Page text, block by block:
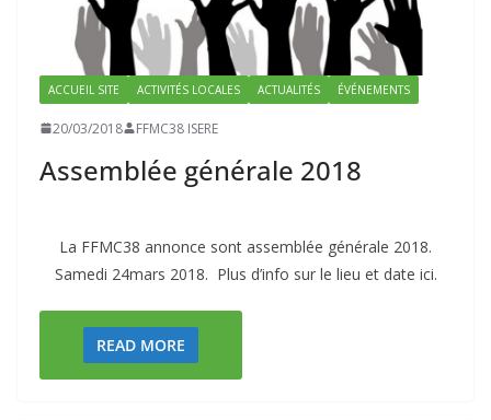
ACCUEIL SITE ACTIVITÉS LOCALES ACTUALITÉS ÉVÉNEMENTS
20/03/2018 FFMC38 ISERE
Assemblée générale 2018
La FFMC38 annonce sont assemblée générale 2018.
Samedi 24mars 2018. Plus d’info sur le lieu et date ici.
READ MORE